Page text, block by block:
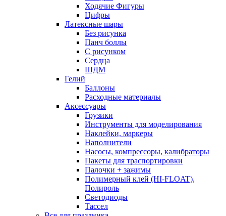
Ходячие Фигуры
Цифры
Латексные шары
Без рисунка
Панч боллы
С рисунком
Сердца
ШДМ
Гелий
Баллоны
Расходные материалы
Аксессуары
Грузики
Инструменты для моделирования
Наклейки, маркеры
Наполнители
Насосы, компрессоры, калибраторы
Пакеты для траспортировки
Палочки + зажимы
Полимерный клей (HI-FLOAT),
Полироль
Светодиоды
Тассел